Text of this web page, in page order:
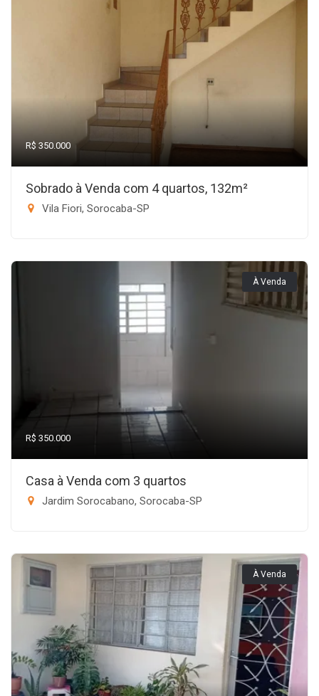
R$ 350.000
Sobrado à Venda com 4 quartos, 132m²
Vila Fiori, Sorocaba-SP
À Venda
R$ 350.000
Casa à Venda com 3 quartos
Jardim Sorocabano, Sorocaba-SP
À Venda